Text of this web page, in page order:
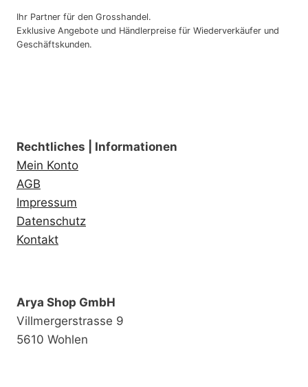
Ihr Partner für den Grosshandel.
Exklusive Angebote und Händlerpreise für Wiederverkäufer und
Geschäftskunden.
Rechtliches | Informationen
Mein Konto
AGB
Impressum
Datenschutz
Kontakt
Arya Shop GmbH
Villmergerstrasse 9
5610 Wohlen